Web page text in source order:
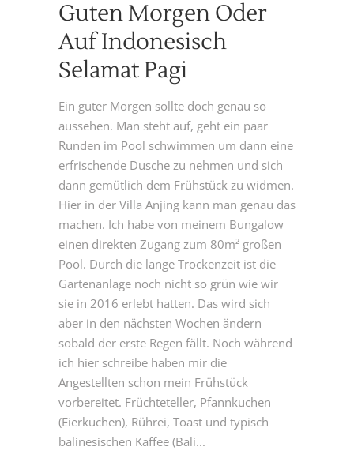
Guten Morgen Oder
Auf Indonesisch
Selamat Pagi
Ein guter Morgen sollte doch genau so
aussehen. Man steht auf, geht ein paar
Runden im Pool schwimmen um dann eine
erfrischende Dusche zu nehmen und sich
dann gemütlich dem Frühstück zu widmen.
Hier in der Villa Anjing kann man genau das
machen. Ich habe von meinem Bungalow
einen direkten Zugang zum 80m² großen
Pool. Durch die lange Trockenzeit ist die
Gartenanlage noch nicht so grün wie wir
sie in 2016 erlebt hatten. Das wird sich
aber in den nächsten Wochen ändern
sobald der erste Regen fällt. Noch während
ich hier schreibe haben mir die
Angestellten schon mein Frühstück
vorbereitet. Früchteteller, Pfannkuchen
(Eierkuchen), Rührei, Toast und typisch
balinesischen Kaffee (Bali...